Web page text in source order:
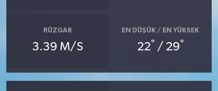
RÜZGAR
3.39 M/S
EN DÜŞÜK / EN YÜKSEK
22° / 29°